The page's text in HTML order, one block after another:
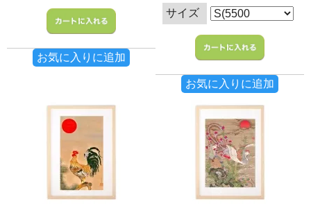
お気に入りに追加
サイズ
お気に入りに追加